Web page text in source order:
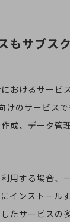
ド製品
モ MAX ドコモ
もサブス
おけるサービ
のサービスで
成、データ管
用する場合、
インストール
たサービスの